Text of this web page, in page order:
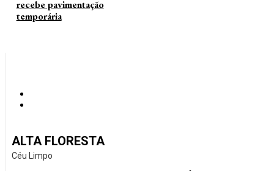
recebe pavimentação
temporária
ALTA FLORESTA
Céu Limpo